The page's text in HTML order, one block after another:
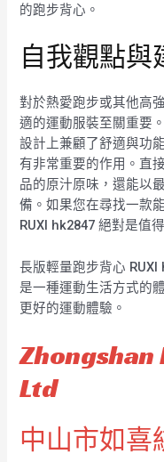
的跑步背心。
自我觀點與
對於熱愛跑步或其他高
適的運動服裝至關重要
設計上兼顧了舒適與功
有非常重要的作用。直
品的原汁原味，還能以
備。如果您在尋找一款
RUXI hk2847 絕對是值
長版輕量跑步背心
是一種運動生活方式的
更好的運動體驗。
Zhongshan
Ltd
中山市如喜